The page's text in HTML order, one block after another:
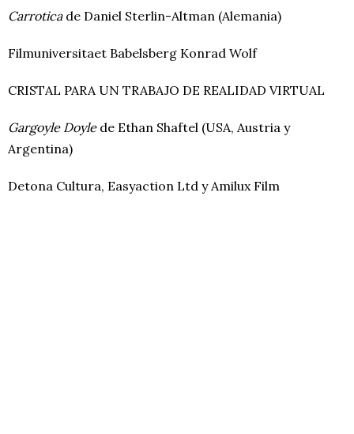
Carroticade Daniel Sterlin-Altman (Alemania)
Filmuniversitaet Babelsberg Konrad Wolf
CRISTAL PARA UN TRABAJO DE REALIDAD VIRTUAL
Gargoyle Doylede Ethan Shaftel (USA, Austria y
Argentina)
Detona Cultura, Easyaction Ltd y Amilux Film